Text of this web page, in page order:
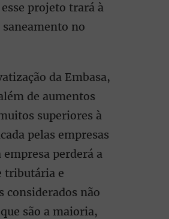
projeto trará à
no
da Embasa,
de aumentos
superiores à
pelas empresas
empresa perderá a
tributária e
considerados não
são a maioria,